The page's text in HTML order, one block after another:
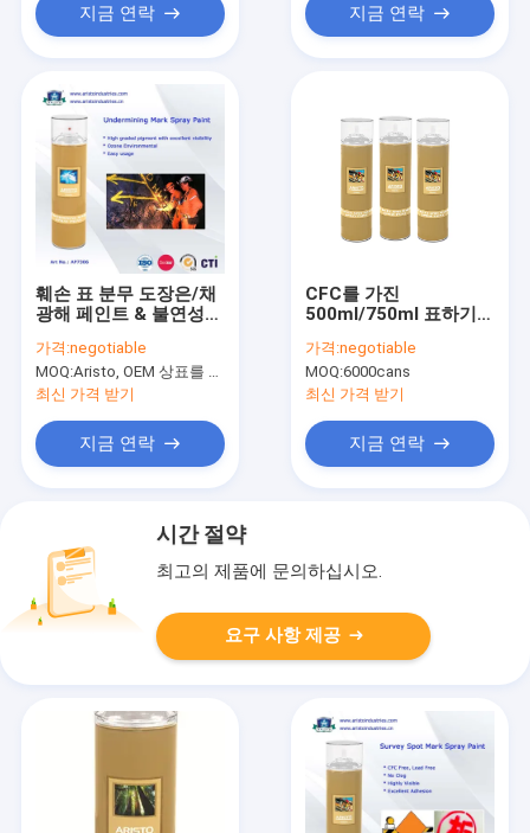
지금 연락 지금 연락
훼손 표 분무 도장은/채
광해 페인트 & 불연성
를 하
가격:negotiable
MOQ:Aristo, OEM 상표를 위한 15000cans를 위한 6000cans
최신 가격 받기
지금 연락
CFC를 가진
500ml/750ml 표하기
무 도장은 해방합니다
가격:negotiable
MOQ:6000cans
최신 가격 받기
지금 연락
시간 절약
최고의 제품에 문의하십시오.
요구 사항 제공